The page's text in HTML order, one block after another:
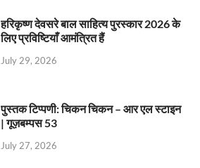
हरिकृष्ण देवसरे बाल साहित्य पुरस्कार 2026 के
लिए प्रविष्टियाँ आमंत्रित हैं
July 29, 2026
पुस्तक टिप्पणी: चिकन चिकन – आर एल स्टाइन
| गूज़बम्पस 53
July 27, 2026